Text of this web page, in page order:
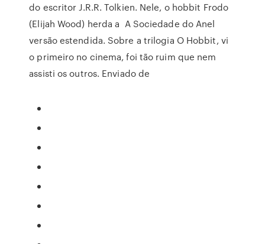
do escritor J.R.R. Tolkien. Nele, o hobbit Frodo
(Elijah Wood) herda a A Sociedade do Anel
versão estendida. Sobre a trilogia O Hobbit, vi
o primeiro no cinema, foi tão ruim que nem
assisti os outros. Enviado de